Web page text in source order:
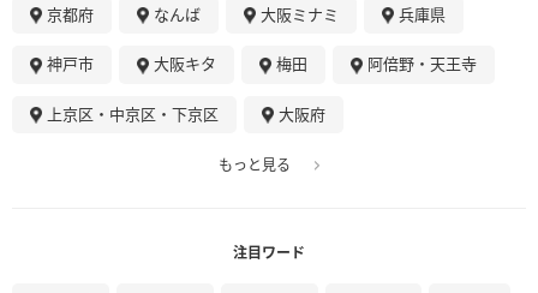
京都府 なんば 大阪ミナミ 兵庫県
神戸市 大阪キタ 梅田 阿倍野・天王寺
上京区・中京区・下京区 大阪府
もっと見る
注目ワード